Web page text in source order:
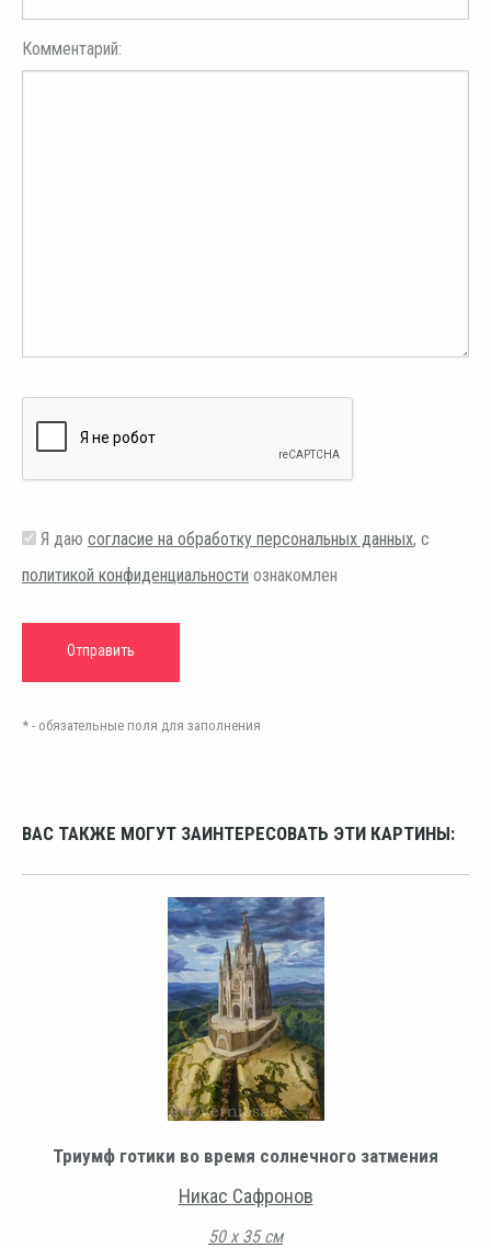
Комментарий:
Я даю согласие на обработку персональных данных, с
политикой конфиденциальности ознакомлен
* - обязательные поля для заполнения
ВАС ТАКЖЕ МОГУТ ЗАИНТЕРЕСОВАТЬ ЭТИ КАРТИНЫ:
Триумф готики во время солнечного затмения
Никас Сафронов
50 х 35 см